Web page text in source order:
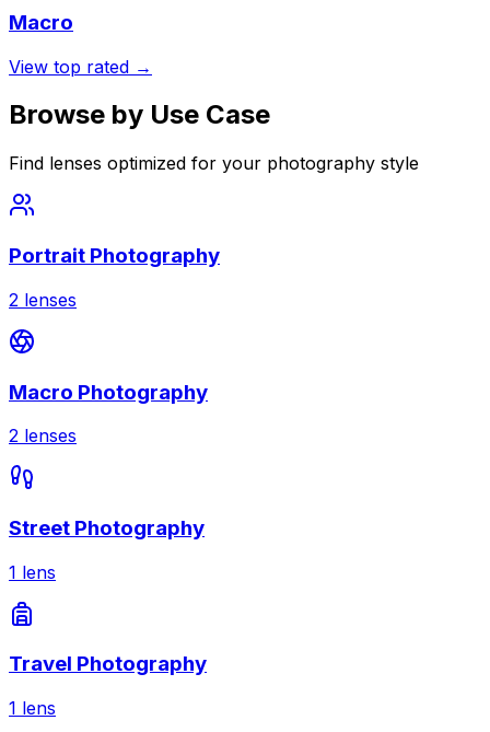
Macro
View top rated →
Browse by Use Case
Find lenses optimized for your photography style
Portrait Photography
2 lenses
Macro Photography
2 lenses
Street Photography
1 lens
Travel Photography
1 lens